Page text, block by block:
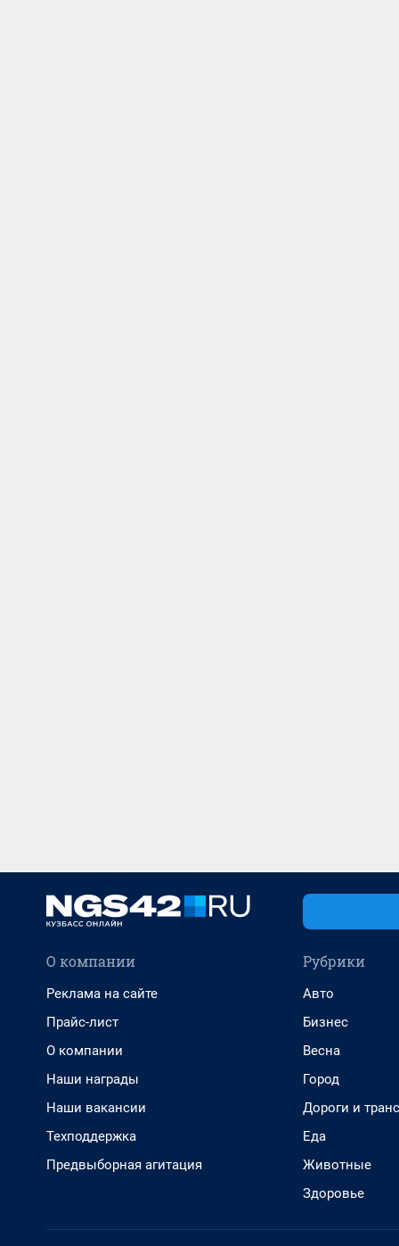
О компании
Реклама на сайте
Прайс-лист
О компании
Наши награды
Наши вакансии
Техподдержка
Предвыборная агитация
Рубрики
Авто
Бизнес
Весна
Город
Дороги и
Еда
Животные
Здоровье